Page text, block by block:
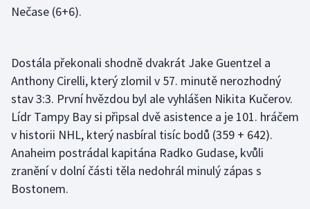
Nečase (6+6).
Dostála překonali shodně dvakrát Jake Guentzel a
Anthony Cirelli, který zlomil v 57. minutě nerozhodný
stav 3:3. První hvězdou byl ale vyhlášen Nikita Kučerov.
Lídr Tampy Bay si připsal dvě asistence a je 101. hráčem
v historii NHL, který nasbíral tisíc bodů (359 + 642).
Anaheim postrádal kapitána Radko Gudase, kvůli
zranění v dolní části těla nedohrál minulý zápas s
Bostonem.